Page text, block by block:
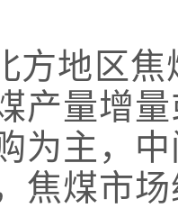
方地区
产量增
为主，
焦煤市